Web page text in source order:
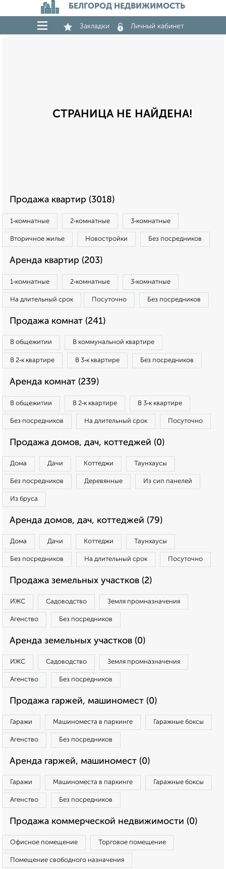
БЕЛГОРОД НЕДВИЖИМОСТЬ
Закладки Личный кабинет
СТРАНИЦА НЕ НАЙДЕНА!
Продажа квартир (3018)
1‑комнатные 2‑комнатные 3‑комнатные
Вторичное жилье Новостройки Без посредников
Аренда квартир (203)
1‑комнатные 2‑комнатные 3‑комнатные
На длительный срок Посуточно Без посредников
Продажа комнат (241)
В общежитии В коммунальной квартире
В 2‑к квартире В 3‑к квартире Без посредников
Аренда комнат (239)
В общежитии В 2‑к квартире В 3‑к квартире
Без посредников На длительный срок Посуточно
Продажа домов, дач, коттеджей (0)
Дома Дачи Коттеджи Таунхаусы
Без посредников Деревянные Из сип панелей
Из бруса
Аренда домов, дач, коттеджей (79)
Дома Дачи Коттеджи Таунхаусы
Без посредников На длительный срок Посуточно
Продажа земельных участков (2)
ИЖС Садоводство Земля промназначения
Агенство Без посредников
Аренда земельных участков (0)
ИЖС Садоводство Земля промназначения
Агенство Без посредников
Продажа гаржей, машиномест (0)
Гаражи Машиноместа в паркинге Гаражные боксы
Агенство Без посредников
Аренда гаржей, машиномест (0)
Гаражи Машиноместа в паркинге Гаражные боксы
Агенство Без посредников
Продажа коммерческой недвижимости (0)
Офисное помещение Торговое помещение
Помещение свободного назначения